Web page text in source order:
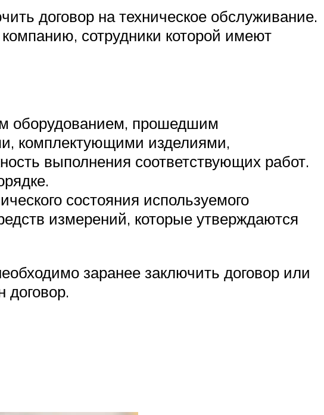
договор на техническое обслуживание.
сотрудники которой имеют
оборудованием, прошедшим
комплектующими изделиями,
выполнения соответствующих работ.
состояния используемого
измерений, которые утверждаются
заранее заключить договор или
договор.